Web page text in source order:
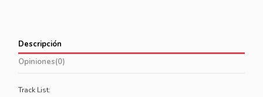
Descripción
Opiniones(0)
Track List: